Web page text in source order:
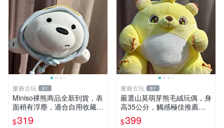
董爺古玩 61
Miniso裸熊商品全新到貨，表
面稍有浮塵，適合自用收藏嚴
選款。 裸熊 商品 裸熊玩偶
$319
董爺古玩 61
嚴選山莫萌芽熊毛絨玩偶，身
高35公分，觸感極佳推薦收
藏 萌芽熊 毛絨玩偶 串珠玩偶
$399